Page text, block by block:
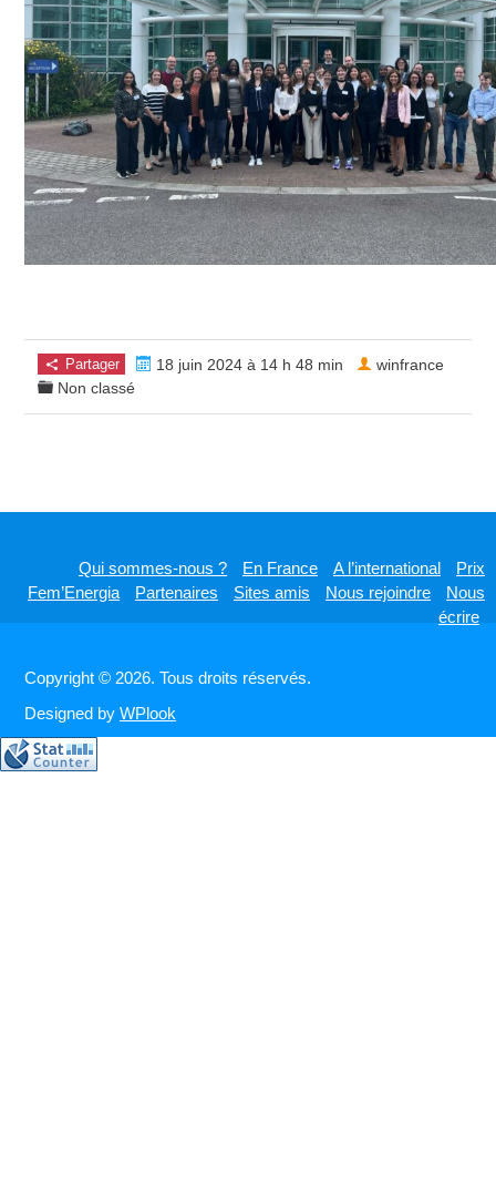
Partager
18 juin 2024 à 14 h 48 min
Non classé
winfrance
Qui sommes-nous ? En France A l’international
Prix
Fem’Energia
Partenaires Sites amis Nous rejoindre
Nous
écrire
Copyright © 2026. Tous droits réservés.
Designed byWPlook